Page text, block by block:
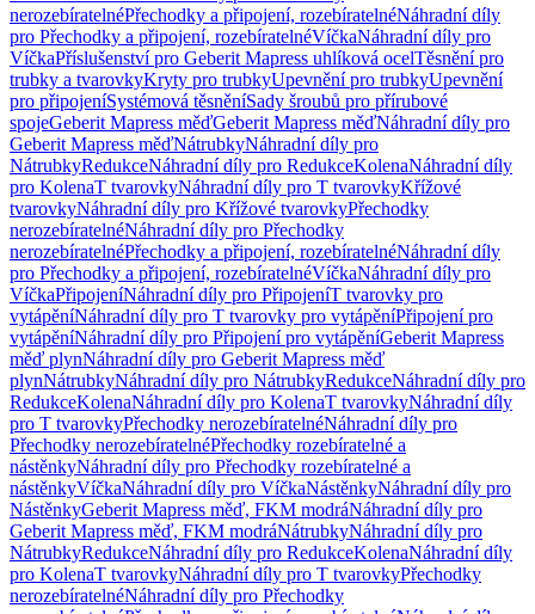
nerozebíratelnéPřechodky a připojení, rozebíratelnéNáhradní díly
pro Přechodky a připojení, rozebíratelnéVíčkaNáhradní díly pro
VíčkaPříslušenství pro Geberit Mapress uhlíková ocelTěsnění pro
trubky a tvarovkyKryty pro trubkyUpevnění pro trubkyUpevnění
pro připojeníSystémová těsněníSady šroubů pro přírubové
spojeGeberit Mapress měďGeberit Mapress měďNáhradní díly pro
Geberit Mapress měďNátrubkyNáhradní díly pro
NátrubkyRedukceNáhradní díly pro RedukceKolenaNáhradní díly
pro KolenaT tvarovkyNáhradní díly pro T tvarovkyKřížové
tvarovkyNáhradní díly pro Křížové tvarovkyPřechodky
nerozebíratelnéNáhradní díly pro Přechodky
nerozebíratelnéPřechodky a připojení, rozebíratelnéNáhradní díly
pro Přechodky a připojení, rozebíratelnéVíčkaNáhradní díly pro
VíčkaPřipojeníNáhradní díly pro PřipojeníT tvarovky pro
vytápěníNáhradní díly pro T tvarovky pro vytápěníPřipojení pro
vytápěníNáhradní díly pro Připojení pro vytápěníGeberit Mapress
měď plynNáhradní díly pro Geberit Mapress měď
plynNátrubkyNáhradní díly pro NátrubkyRedukceNáhradní díly pro
RedukceKolenaNáhradní díly pro KolenaT tvarovkyNáhradní díly
pro T tvarovkyPřechodky nerozebíratelnéNáhradní díly pro
Přechodky nerozebíratelnéPřechodky rozebíratelné a
nástěnkyNáhradní díly pro Přechodky rozebíratelné a
nástěnkyVíčkaNáhradní díly pro VíčkaNástěnkyNáhradní díly pro
NástěnkyGeberit Mapress měď, FKM modráNáhradní díly pro
Geberit Mapress měď, FKM modráNátrubkyNáhradní díly pro
NátrubkyRedukceNáhradní díly pro RedukceKolenaNáhradní díly
pro KolenaT tvarovkyNáhradní díly pro T tvarovkyPřechodky
nerozebíratelnéNáhradní díly pro Přechodky